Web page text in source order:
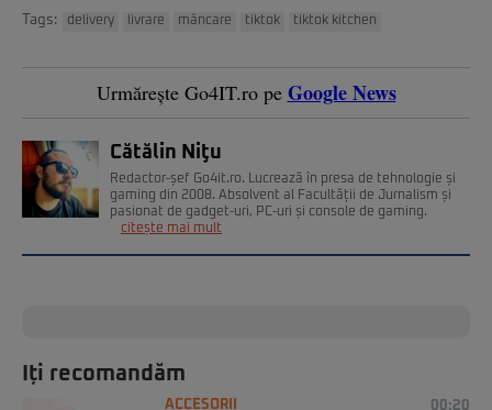
Tags: delivery livrare mâncare tiktok tiktok kitchen
Urmărește Go4IT.ro pe Google News
Cătălin Niţu
Redactor-șef Go4it.ro. Lucrează în presa de tehnologie și
gaming din 2008. Absolvent al Facultății de Jurnalism și
pasionat de gadget-uri, PC-uri și console de gaming.
citește mai mult
Iți recomandăm
ACCESORII 00:20